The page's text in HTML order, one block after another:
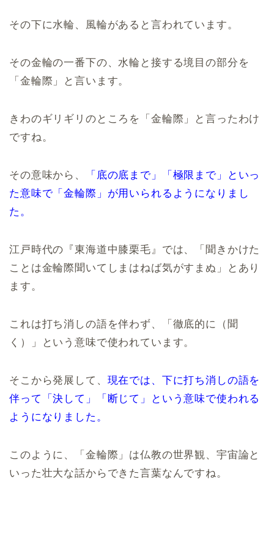
その下に水輪、風輪があると言われています。
その金輪の一番下の、水輪と接する境目の部分を
「金輪際」と言います。
きわのギリギリのところを「金輪際」と言ったわけ
ですね。
その意味から、
「底の底まで」「極限まで」といっ
た意味で「金輪際」が用いられるようになりまし
た。
江戸時代の『東海道中膝栗毛』では、「聞きかけた
ことは金輪際聞いてしまはねば気がすまぬ」とあり
ます。
これは打ち消しの語を伴わず、「徹底的に（聞
く）」という意味で使われています。
そこから発展して、 現在では、下に打ち消しの語を
伴って「決して」「断じて」という意味で使われる
ようになりました。
このように、「金輪際」は仏教の世界観、宇宙論と
いった壮大な話からできた言葉なんですね。